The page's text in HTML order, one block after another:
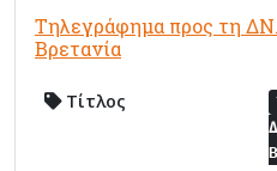
Τηλεγράφημα προς τη
Βρετανία
Τίτλος